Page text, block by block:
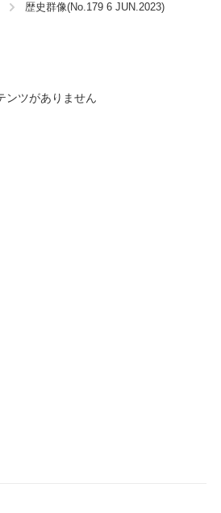
歴史群像(No.179 6 JUN.2023)
ンツがありません